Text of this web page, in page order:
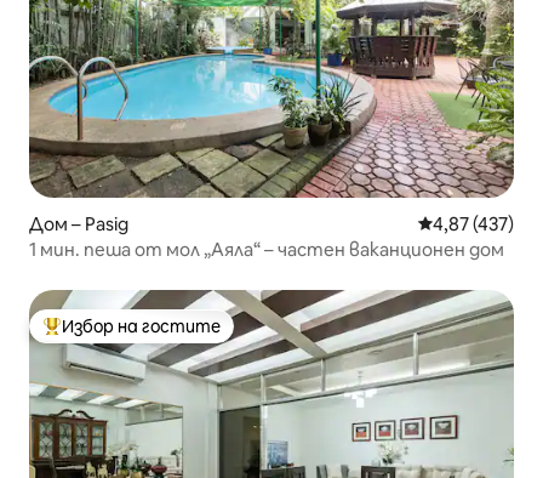
Дом – Pasig Средна
4,87 (437)
1 мин. пеша от мол „Аяла“ – частен ваканционен дом
Най-популярен избор на гостите
Избор на гостите